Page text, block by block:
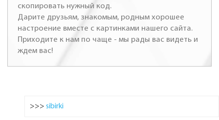
скопировать нужный код.
Дарите друзьям, знакомым, родным хорошее
настроение вместе с картинками нашего сайта.
Приходите к нам по чаще - мы рады вас видеть и
ждем вас!
>>> sibirki